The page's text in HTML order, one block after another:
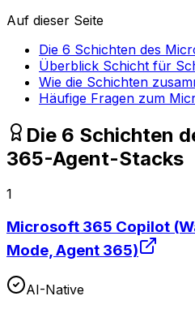
Auf dieser Seite
Die 6 Schichten des
Überblick Schicht für
Wie die Schichten
Häufige Fragen zum
Die 6 Schichten
365-Agent-Stacks
1
Microsoft 365 Copilot
Mode, Agent 365)
AI-Native